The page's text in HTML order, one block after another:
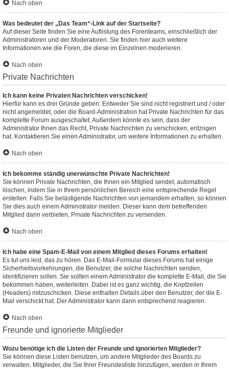
Nach oben
Was bedeutet der „Das Team“-Link auf der Startseite?
Auf dieser Seite finden Sie eine Auflistung des Forenteams, einschließlich der
Administratoren und der Moderatoren. Sie finden hier auch weitere
Informationen wie die Foren, die diese im Einzelnen moderieren.
Nach oben
Private Nachrichten
Ich kann keine Privaten Nachrichten verschicken!
Hierfür kann es drei Gründe geben: Entweder Sie sind nicht registriert und / oder
nicht angemeldet, oder die Board-Administration hat Private Nachrichten für das
komplette Forum ausgeschaltet. Außerdem könnte es sein, dass der
Administrator Ihnen das Recht, Private Nachrichten zu verschicken, entzogen
hat. Kontaktieren Sie einen Administrator, um weitere Informationen zu erhalten.
Nach oben
Ich bekomme ständig unerwünschte Private Nachrichten!
Sie können Private Nachrichten, die Ihnen ein Mitglied sendet, automatisch
löschen, indem Sie in Ihrem persönlichen Bereich eine entsprechende Regel
erstellen. Falls Sie belästigende Nachrichten von jemandem erhalten, so können
Sie dies auch einem Administrator melden. Dieser kann dem betreffenden
Mitglied dann verbieten, Private Nachrichten zu versenden.
Nach oben
Ich habe eine Spam-E-Mail von einem Mitglied dieses Forums erhalten!
Es tut uns leid, das zu hören. Das E-Mail-Formular dieses Forums hat einige
Sicherheitsvorkehrungen, die Benutzer, die solche Nachrichten senden,
identifizieren sollen. Sie sollten einem Administrator die komplette E-Mail, die Sie
bekommen haben, weiterleiten. Dabei ist es ganz wichtig, die Kopfzeilen
(Headers) mitzuschicken. Diese enthalten Details über den Benutzer, der die E-
Mail verschickt hat. Der Administrator kann dann entsprechend reagieren.
Nach oben
Freunde und ignorierte Mitglieder
Wozu benötige ich die Listen der Freunde und ignorierten Mitglieder?
Sie können diese Listen benutzen, um andere Mitglieder des Boards zu
verwalten. Mitglieder, die Sie Ihrer Freundesliste hinzufügen, werden in Ihrem